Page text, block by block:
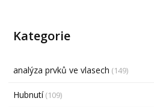
Kategorie
analýza prvků ve vlasech (149)
Hubnutí(109)